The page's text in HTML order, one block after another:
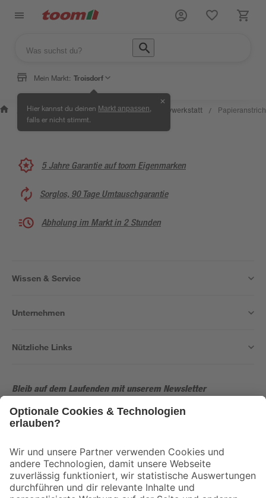
Mein Markt: Troisdorf
Hier kannst du deinen Markt anpassen
falls er nicht stimmt.
✕
Wissen &
Service
/
Selbermachen
& Ratgeber
/ Kreativwerkstatt / Papieranstrich
5 Jahre Garantie auf toom Eigenmarken
Sorglos, 90 Tage Umtauschgarantie
Abholung im Markt in 2 Stunden
Wissen & Service
Unternehmen
Nützliche Links
Bleib auf dem Laufenden mit unserem Newsletter
Der toom Newsletter: Keine Angebote und Aktionen mehr verpassen!
Folge uns